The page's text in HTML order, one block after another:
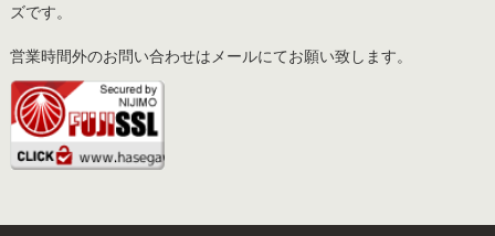
ズです。
営業時間外のお問い合わせはメールにてお願い致します。